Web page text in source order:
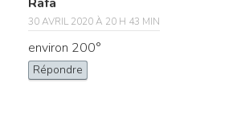
30 AVRIL 2020 À 20 H 43 MIN
environ 200°
Répondre